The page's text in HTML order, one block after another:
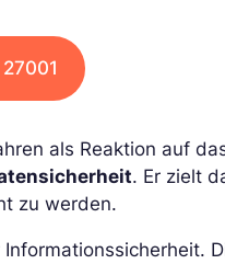
als Reaktion auf
. Er zielt
zu werden.